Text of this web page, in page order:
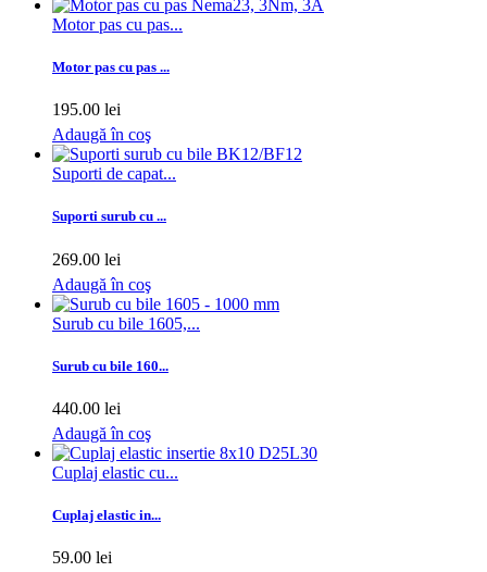
Motor pas cu pas...
Motor pas cu pas ...
195.00 lei
Adaugă în coş
Suporti de capat...
Suporti surub cu ...
269.00 lei
Adaugă în coş
Surub cu bile 1605,...
Surub cu bile 160...
440.00 lei
Adaugă în coş
Cuplaj elastic cu...
Cuplaj elastic in...
59.00 lei